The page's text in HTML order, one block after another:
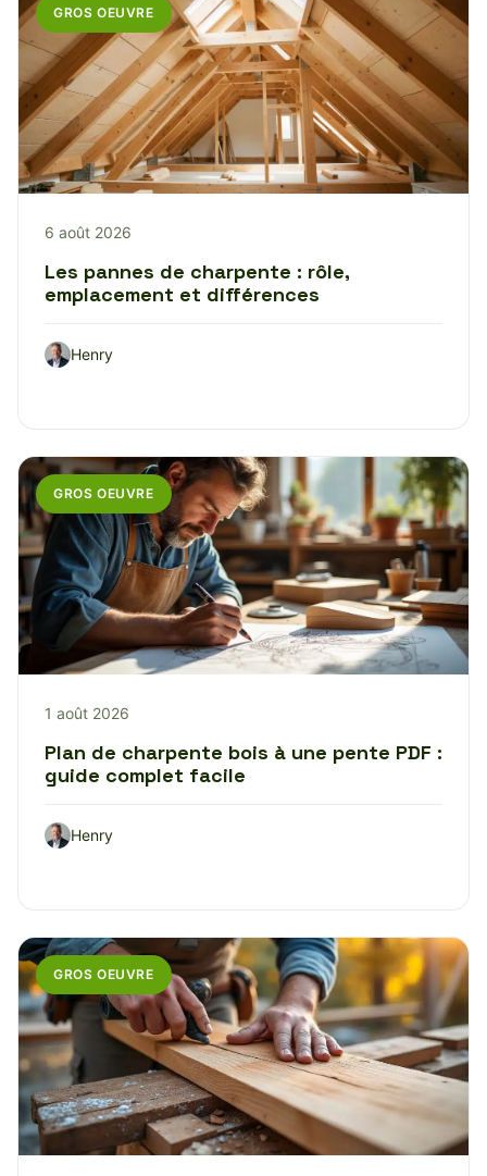
GROS OEUVRE
6 août 2026
Les pannes de charpente : rôle,
emplacement et différences
Henry
GROS OEUVRE
1 août 2026
Plan de charpente bois à une pente PDF :
guide complet facile
Henry
GROS OEUVRE